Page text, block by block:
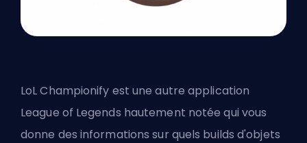
LoL Championify est une autre application
League of Legends hautement notée qui vous
donne des informations sur quels builds d'objets